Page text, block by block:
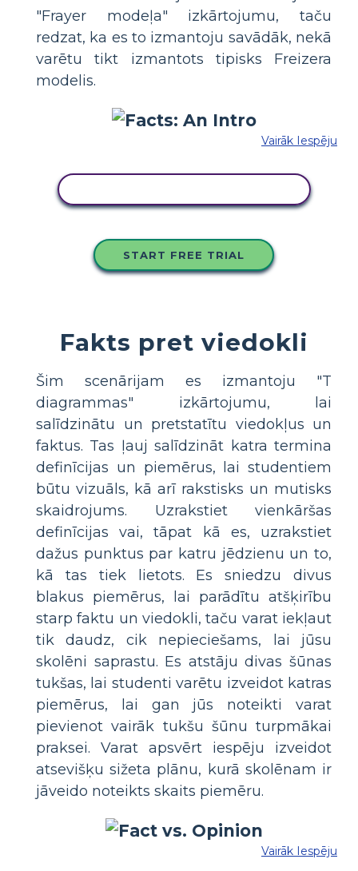
"Frayer modeļa" izkārtojumu, taču
redzat, ka es to izmantoju savādāk, nekā
varētu tikt izmantots tipisks Freizera
modelis.
Vairāk Iespēju
START FREE TRIAL
Fakts pret viedokli
Šim scenārijam es izmantoju "T
diagrammas" izkārtojumu, lai
salīdzinātu un pretstatītu viedokļus un
faktus. Tas ļauj salīdzināt katra termina
definīcijas un piemērus, lai studentiem
būtu vizuāls, kā arī rakstisks un mutisks
skaidrojums. Uzrakstiet vienkāršas
definīcijas vai, tāpat kā es, uzrakstiet
dažus punktus par katru jēdzienu un to,
kā tas tiek lietots. Es sniedzu divus
blakus piemērus, lai parādītu atšķirību
starp faktu un viedokli, taču varat iekļaut
tik daudz, cik nepieciešams, lai jūsu
skolēni saprastu. Es atstāju divas šūnas
tukšas, lai studenti varētu izveidot katras
piemērus, lai gan jūs noteikti varat
pievienot vairāk tukšu šūnu turpmākai
praksei. Varat apsvērt iespēju izveidot
atsevišķu sižeta plānu, kurā skolēnam ir
jāveido noteikts skaits piemēru.
Vairāk Iespēju